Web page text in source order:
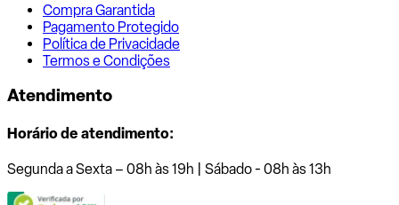
Compra Garantida
Pagamento Protegido
Política de Privacidade
Termos e Condições
Atendimento
Horário de atendimento:
Segunda a Sexta – 08h às 19h | Sábado - 08h às 13h